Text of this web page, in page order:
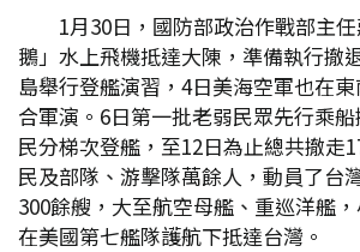
1月30日，國防部政治作戰部主
鵝」水上飛機抵達大陳，準備執行撤
島舉行登艦演習，4日美海空軍也在
合軍演。6日第一批老弱民眾先行乘
民分梯次登艦，至12日為止總共撤走
民及部隊、游擊隊萬餘人，動員了台
300餘艘，大至航空母艦、重巡洋艦
在美國第七艦隊護航下抵達台灣。